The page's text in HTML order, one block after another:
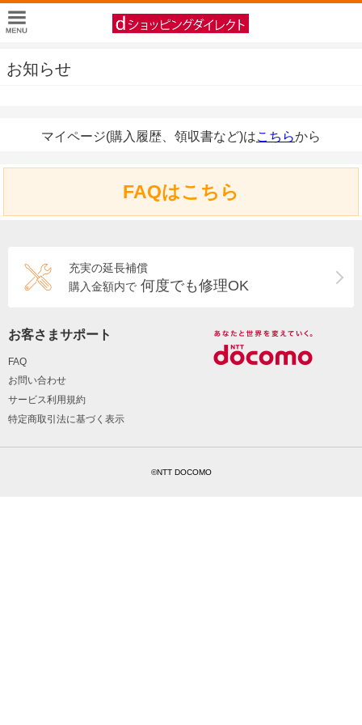
お知らせ
マイページ(購入履歴、領収書など)はこちらから
FAQはこちら
充実の延長補償
購入金額内で 何度でも修理OK
お客さまサポート
FAQ
お問い合わせ
サービス利用規約
特定商取引法に基づく表示
©NTT DOCOMO